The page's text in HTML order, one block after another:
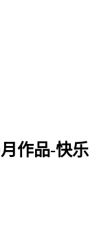
作品-快乐